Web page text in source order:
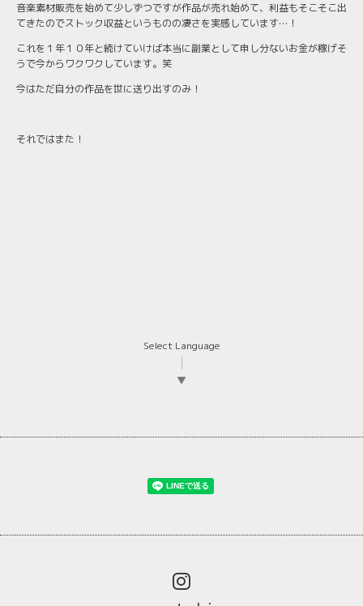
音楽素材販売を始めて少しずつですが作品が売れ始めて、利益もそこそこ出
てきたのでストック収益というものの凄さを実感しています…！
これを１年１０年と続けていけば本当に副業として申し分ないお金が稼げそ
うで今からワクワクしています。笑
今はただ自分の作品を世に送り出すのみ！
それではまた！
Select Language
▼